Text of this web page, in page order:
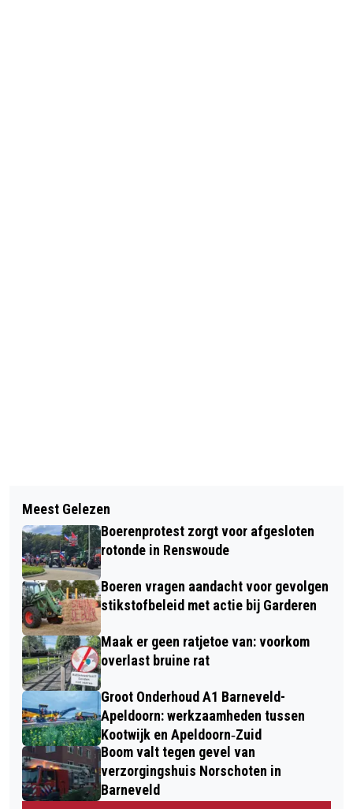
INZAMELING VOEDSELBANK OP
ZATERDAG 3 JUNI
ZOMERCONCERT GROOTKOOR
JUBILATE DEO IN BARNEVELD
Meest Gelezen
Boerenprotest zorgt voor afgesloten
rotonde in Renswoude
Boeren vragen aandacht voor gevolgen
stikstofbeleid met actie bij Garderen
Maak er geen ratjetoe van: voorkom
overlast bruine rat
Groot Onderhoud A1 Barneveld-
Apeldoorn: werkzaamheden tussen
Kootwijk en Apeldoorn‐Zuid
Boom valt tegen gevel van
verzorgingshuis Norschoten in
Barneveld